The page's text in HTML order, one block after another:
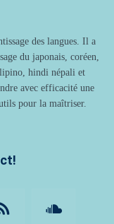
des langues. Il a
du japonais, coréen,
hindi népali et
avec efficacité une
pour la maîtriser.